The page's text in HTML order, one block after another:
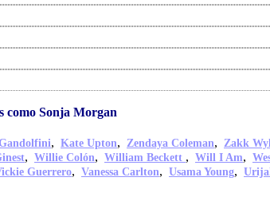
como Sonja Morgan
, Kate Upton, Zendaya Coleman, Zakk
, Willie Colón, William Beckett , Will I Am,
Guerrero, Vanessa Carlton, Usama Young,